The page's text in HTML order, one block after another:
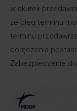
w skutek
że bieg terminu
terminu
doręczenia
Zabezpieczenie